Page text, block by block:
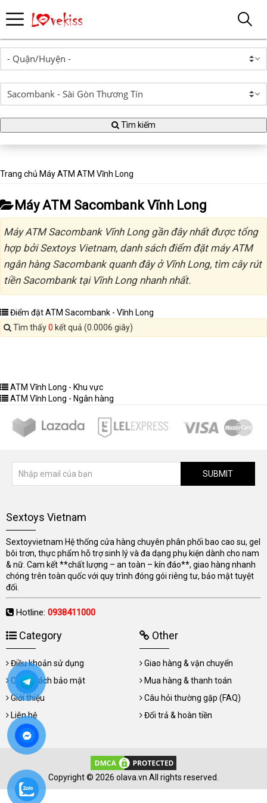
Tìm kiếm
Trang chủ Máy ATM ATM Vĩnh Long
Máy ATM Sacombank Vĩnh Long
Máy ATM Sacombank Vĩnh Long gần đây nhất được tổng
hợp bởi Sextoys Vietnam, danh sách điểm đặt máy ATM
ngân hàng Sacombank quanh đây ở Vĩnh Long, tìm cây rút
tiền Sacombank tại Vĩnh Long nhanh nhất.
Điểm đặt ATM Sacombank - Vĩnh Long
Tìm thấy0 kết quả (0.0006 giây)
ATM Vĩnh Long - Khu vực
ATM Vĩnh Long - Ngân hàng
SUBMIT
Sextoys Vietnam
Sextoyvietnam Hệ thống cửa hàng chuyên phân phối bao cao su, gel
bôi trơn, thực phẩm hỗ trợ sinh lý và đa dạng phụ kiện dành cho nam
& nữ. Cam kết **chất lượng – an toàn – kín đáo**, giao hàng nhanh
chóng trên toàn quốc với quy trình đóng gói riêng tư, bảo mật tuyệt
đối.
Hotline: 0938411000
Category
Điều khoản sử dụng
Chính sách bảo mật
Giới thiệu
Liên hệ
Other
Giao hàng & vận chuyển
Mua hàng & thanh toán
Câu hỏi thường gặp (FAQ)
Đổi trả & hoàn tiền
Copyright © 2026 olava.vn All rights reserved.